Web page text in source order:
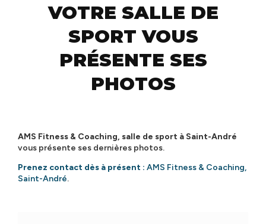
VOTRE SALLE DE
SPORT VOUS
PRÉSENTE SES
PHOTOS
AMS Fitness & Coaching, salle de sport à Saint-André
vous présente ses dernières photos.
Prenez contact dès à présent : AMS Fitness & Coaching,
Saint-André.